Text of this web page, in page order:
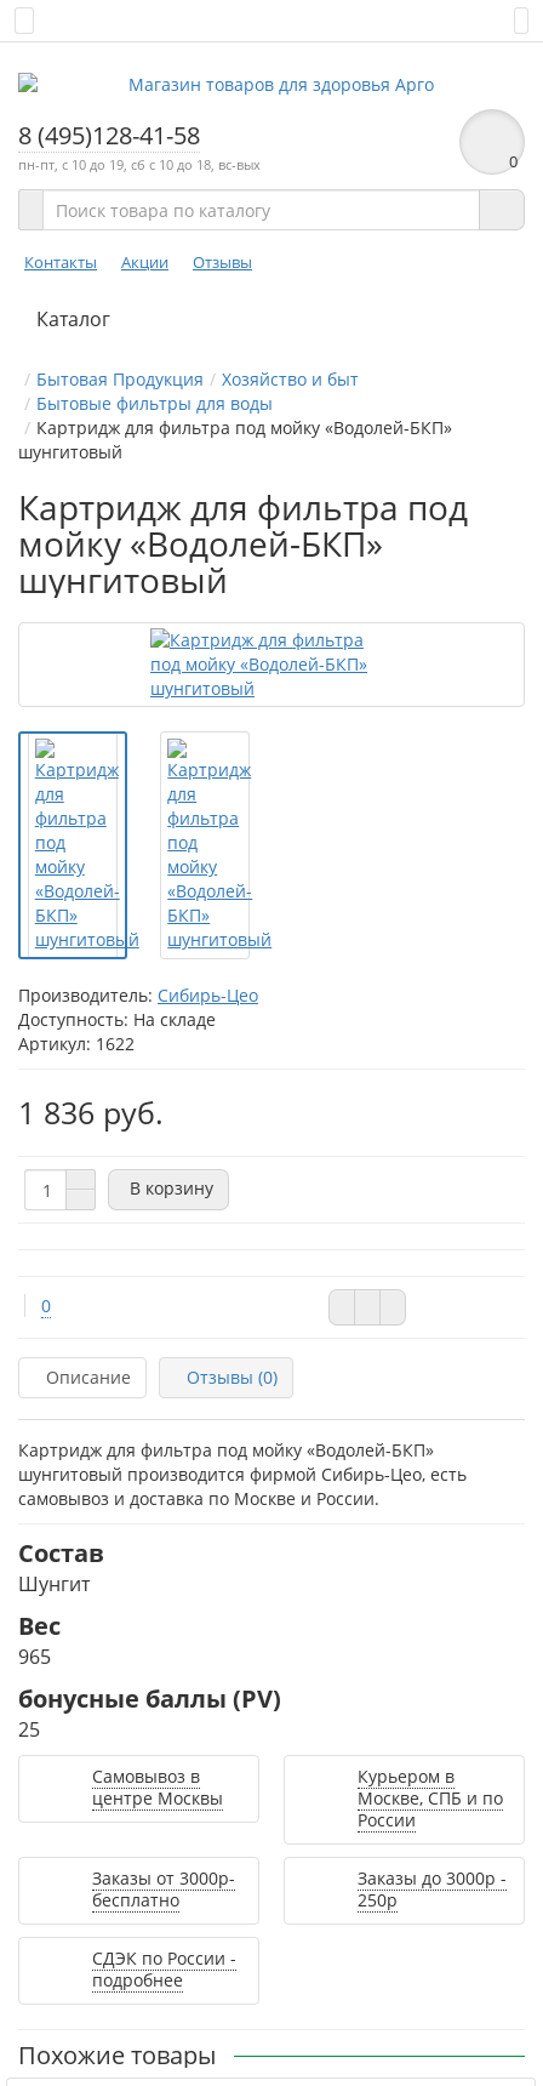
8 (495)128-41-58
пн-пт, с 10 до 19, сб с 10 до 18, вс-вых 0
Контакты Акции Отзывы
Каталог
Бытовая Продукция
Хозяйство и быт
Бытовые фильтры для воды
Картридж для фильтра под мойку «Водолей-БКП»
шунгитовый
Картридж для фильтра под
мойку «Водолей-БКП»
шунгитовый
Производитель: Сибирь-Цео
Доступность: На складе
Артикул: 1622
1 836 руб.
В корзину
0
Описание Отзывы (0)
Картридж для фильтра под мойку «Водолей-БКП»
шунгитовый производится фирмой Сибирь-Цео, есть
самовывоз и доставка по Москве и России.
Состав
Шунгит
Вес
965
бонусные баллы (PV)
25
Самовывоз в
центре Москвы
Курьером в
Москве, СПБ и по
России
Заказы от 3000р-
бесплатно
Заказы до 3000р -
250р
СДЭК по России -
подробнее
Похожие товары